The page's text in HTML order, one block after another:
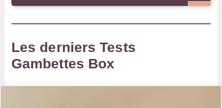
Les derniers Tests
Gambettes Box